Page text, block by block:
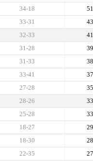
51
34-18
43
33-31
41
32-33
39
31-28
38
31-33
37
33-41
35
27-28
33
28-26
33
25-28
29
18-27
28
18-30
27
22-35